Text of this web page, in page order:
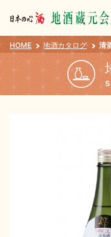
会員登録
HOME 地酒カタログ